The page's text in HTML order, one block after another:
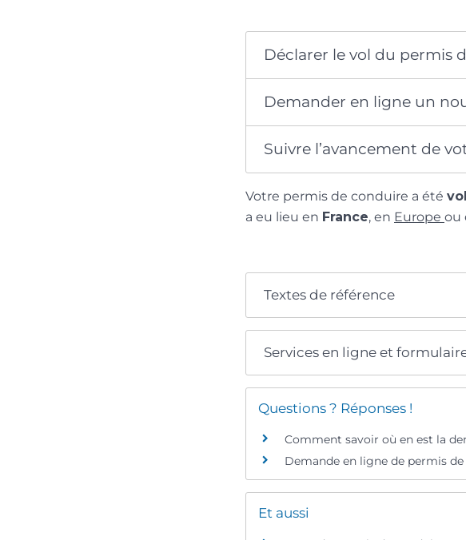
Déclarer le vol du permis
Demander en ligne un
Suivre l’avancement de
Votre permis de conduire a été
a eu lieu en France, en Europe ou
Textes de référence
Services en ligne et
Questions ? Réponses !
Comment savoir où en est la
Demande en ligne de permis
Et aussi